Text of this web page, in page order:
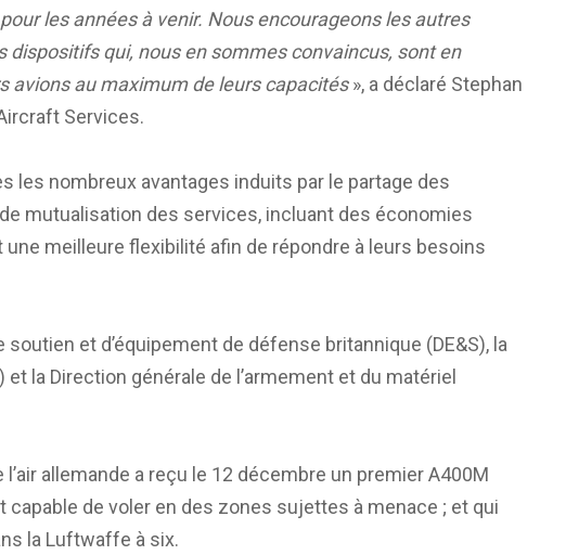
les années à venir. Nous encourageons les autres
dispositifs qui, nous en sommes convaincus, sont en
avions au maximum de leurs capacités», a déclaré Stephan
Services.
les nombreux avantages induits par le partage des
mutualisation des services, incluant des économies
meilleure flexibilité afin de répondre à leurs besoins
soutien et d’équipement de défense britannique (DE&S), la
la Direction générale de l’armement et du matériel
l’air allemande a reçu le 12 décembre un premier A400M
de voler en des zones sujettes à menace ; et qui
la Luftwaffe à six.